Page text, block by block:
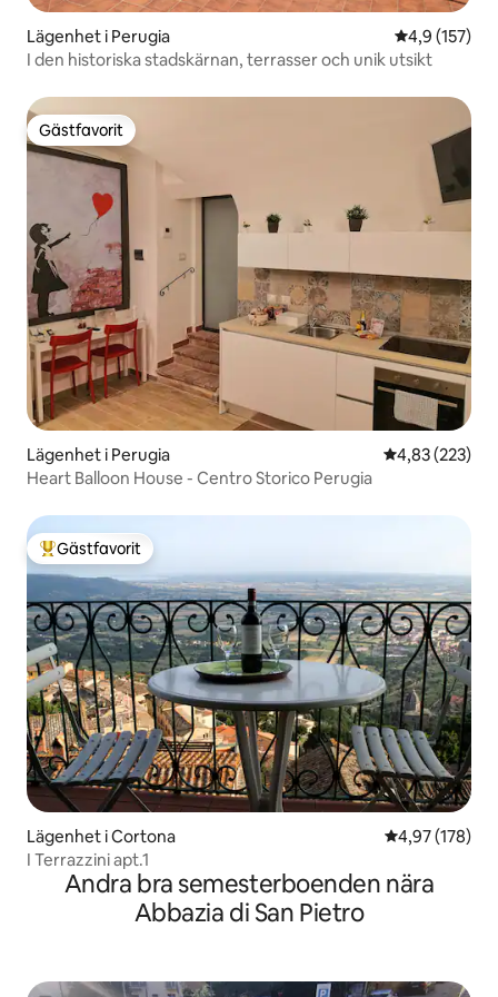
Lägenhet i Perugia 4,9 av 5 i
4,9 (157)
I den historiska stadskärnan, terrasser och unik utsikt
Gästfavorit
Gästfavorit
Lägenhet i Perugia 4,83 av 5 i
4,83 (223)
Heart Balloon House - Centro Storico Perugia
Populär gästfavorit
Gästfavorit
Lägenhet i Cortona 4,97 av 5 i
4,97 (178)
I Terrazzini apt.1
Andra bra semesterboenden nära
Abbazia di San Pietro